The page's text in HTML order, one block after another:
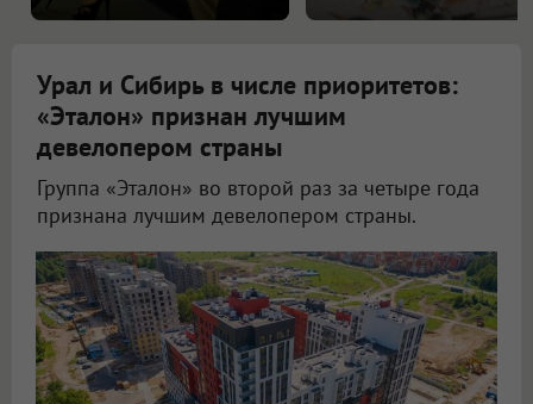
Урал и Сибирь в числе приоритетов:
«Эталон» признан лучшим
девелопером страны
Группа «Эталон» во второй раз за четыре года
признана лучшим девелопером страны.